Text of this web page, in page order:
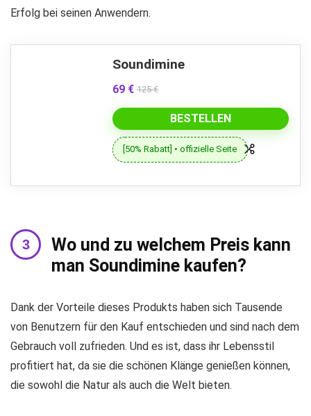
Erfolg bei seinen Anwendern.
Soundimine
69 € 125 €
BESTELLEN
[50% Rabatt] • offizielle Seite
Wo und zu welchem ​​Preis kann
man Soundimine kaufen?
Dank der Vorteile dieses Produkts haben sich Tausende
von Benutzern für den Kauf entschieden und sind nach dem
Gebrauch voll zufrieden. Und es ist, dass ihr Lebensstil
profitiert hat, da sie die schönen Klänge genießen können,
die sowohl die Natur als auch die Welt bieten.